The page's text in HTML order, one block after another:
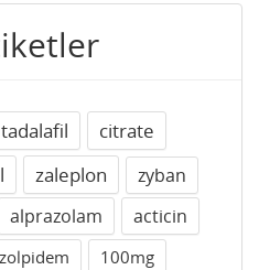
tadalafil
citrate
zaleplon
zyban
alprazolam
acticin
zolpidem
100mg